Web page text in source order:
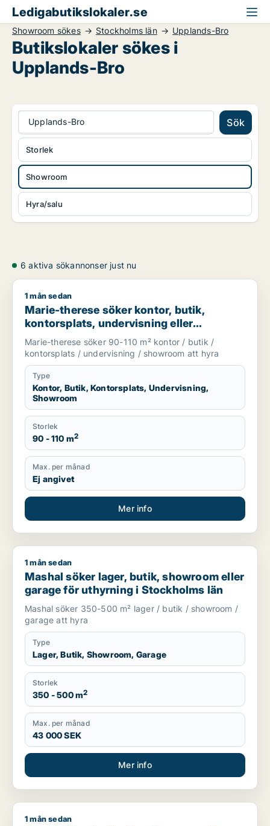
Ledigabutikslokaler.se
Showroom sökes Stockholms län Upplands-Bro
Butikslokaler sökes i
Upplands-Bro
Upplands-Bro Sök
Showroom
Hyra/salu
Storlek
6 aktiva sökannonser just nu
Marie-therese söker kontor, butik, kontorsplats,
1 mån sedan
Marie-therese söker kontor, butik,
kontorsplats, undervisning eller
showroom för uthyrning i Upplands
Väsby, Järfälla eller Upplands-Bro m.fl.
Marie-therese söker 90-110 m² kontor / butik /
kontorsplats / undervisning / showroom att hyra
Type
Kontor, Butik, Kontorsplats, Undervisning,
Showroom
Storlek
90 - 110 m2
Max. per månad
Ej angivet
Mer info
Mashal söker lager, butik, showroom eller garage för
1 mån sedan
Mashal söker lager, butik, showroom eller
garage för uthyrning i Stockholms län
Mashal söker 350-500 m² lager / butik / showroom /
garage att hyra
Type
Lager, Butik, Showroom, Garage
Storlek
350 - 500 m2
Max. per månad
43 000 SEK
Mer info
Sayed söker butik eller showroom för uthyrning i Upplands
1 mån sedan